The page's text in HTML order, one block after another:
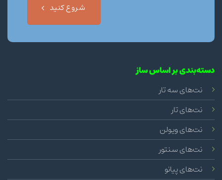
شروع کنید
دسته‌بندی بر اساس ساز
نت‌های سه تار
نت‌های تار
نت‌های ویولن
نت‌های سنتور
نت‌های پیانو